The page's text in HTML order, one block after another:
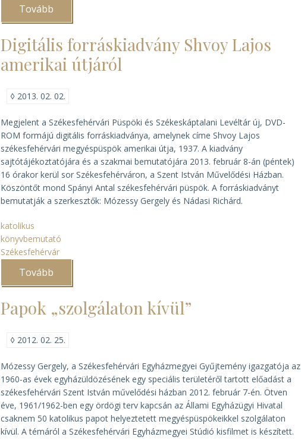
Tovább
Lajos
püspök
halálának
50.
évfordulója
alkalmából)
Digitális forráskiadvány Shvoy Lajos
amerikai útjáról
◊ 2013. 02. 02.
Megjelent a Székesfehérvári Püspöki és Székeskáptalani Levéltár új, DVD-
ROM formájú digitális forráskiadványa, amelynek címeShvoy Lajos
székesfehérvári megyéspüspök amerikai útja, 1937. A kiadvány
sajtótájékoztatójára és a szakmai bemutatójára 2013. február 8-án (péntek)
16 órakor kerül sor Székesfehérváron, a Szent István Művelődési Házban.
Köszöntőt mond Spányi Antal székesfehérvári püspök. A forráskiadványt
bemutatják a szerkesztők: Mózessy Gergely és Nádasi Richárd.
katolikus
könyvbemutató
Székesfehérvár
Tovább
Shvoy
amerikai
útjáról)
Papok „szolgálaton kívül”
◊ 2012. 02. 25.
Mózessy Gergely, a Székesfehérvári Egyházmegyei Gyűjtemény igazgatója az
1960-as évek egyházüldözésének egy speciális területéről tartott előadást a
székesfehérvári Szent István művelődési házban 2012. február 7-én. Ötven
éve, 1961/1962-ben egy ördögi terv kapcsán az Állami Egyházügyi Hivatal
csaknem 50 katolikus papot helyeztetett megyéspüspökeikkel szolgálaton
kívül. A témáról a Székesfehérvári Egyházmegyei Stúdió kisfilmet is készített.